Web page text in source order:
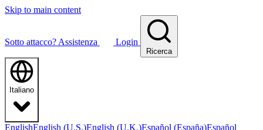
Skip to main content
Sotto attacco? Assistenza Login
Ricerca
Italiano
EnglishEnglish (U.S.)English (U.K.)Español (España)Español